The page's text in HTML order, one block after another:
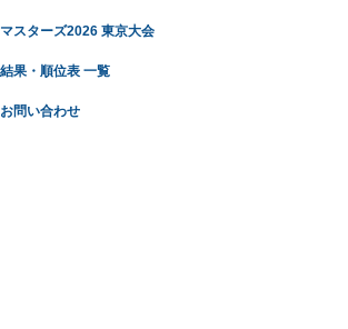
マスターズ2026 東京大会
結果・順位表 一覧
お問い合わせ